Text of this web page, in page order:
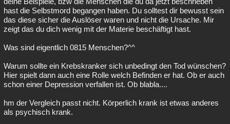
hast die Selbstmord begangen haben. Du solltest dir bewusst sein
das diese sicher die Auslöser waren und nicht die Ursache. Mir
zeigt das du dich wenig mit der Materie beschäftigt hast.
Was sind eigentlich 0815 Menschen?^^
Warum sollte ein Krebskranker sich unbedingt den Tod wünschen?
Hier spielt dann auch eine Rolle welch Befinden er hat. Ob er auch
schon einer Depression verfallen ist. Ob blabla....
hm der Vergleich passt nicht. Körperlich krank ist etwas anderes
als psychisch krank.